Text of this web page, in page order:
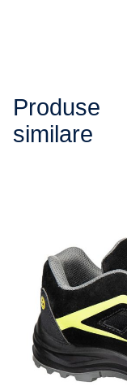
Produse
similare